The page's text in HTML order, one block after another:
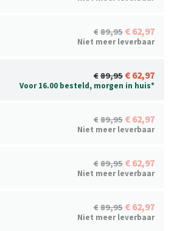
89,95 62,97
Niet meer leverbaar
89,95 62,97
Voor 16.00 besteld, morgen in huis*
89,95 62,97
Niet meer leverbaar
89,95 62,97
Niet meer leverbaar
89,95 62,97
Niet meer leverbaar